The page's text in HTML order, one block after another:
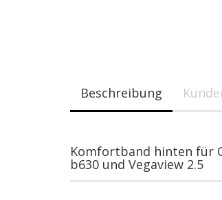
Beschreibung
Komfortband hinten für
b630 und Vegaview 2.5